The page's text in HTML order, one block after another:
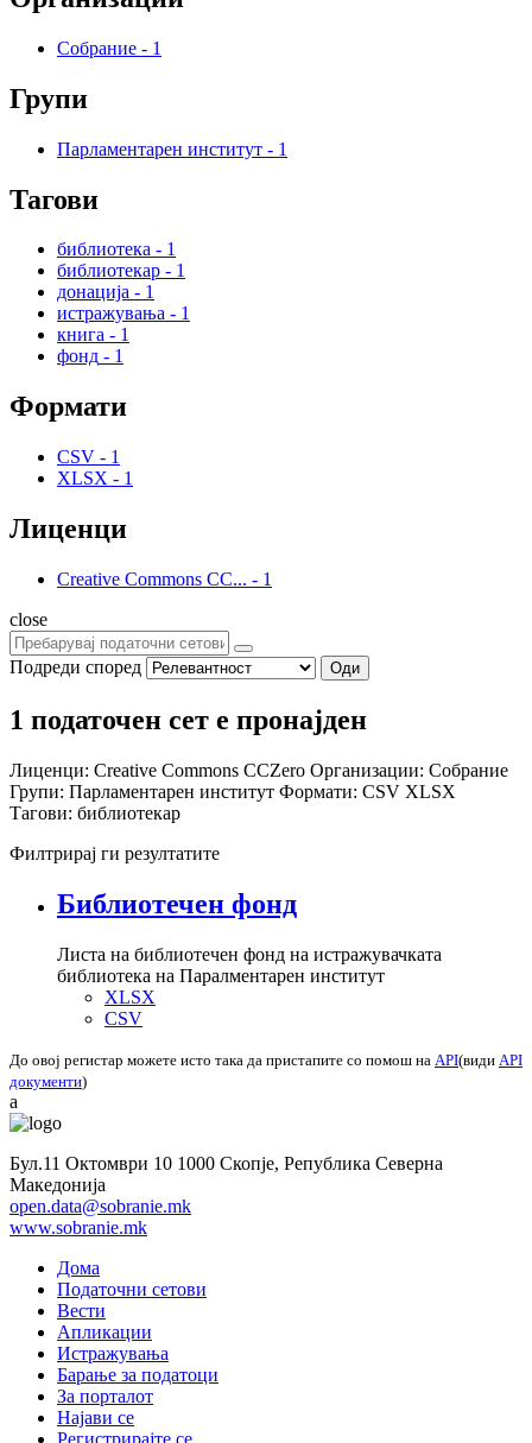
Собрание - 1
Групи
Парламентарен институт - 1
Тагови
библиотека - 1
библиотекар - 1
донација - 1
истражувања - 1
книга - 1
фонд - 1
Формати
CSV - 1
XLSX - 1
Лиценци
Creative Commons CC... - 1
close
Подреди според Оди
1 податочен сет е пронајден
Лиценци: Creative Commons CCZero Организации: Собрание
Групи: Парламентарен институт Формати: CSV XLSX
Тагови: библиотекар
Филтрирај ги резултатите
Библиотечен фонд
Листа на библиотечен фонд на истражувачката
библиотека на Паралментарен институт
XLSX
CSV
До овој регистар можете исто така да пристапите со помош на API(види API
документи)
a
Бул.11 Октомври 10 1000 Скопје, Република Северна
Македонија
open.data@sobranie.mk
www.sobranie.mk
Дома
Податочни сетови
Вести
Апликации
Истражувања
Барање за податоци
За порталот
Најави се
Регистрирајте се